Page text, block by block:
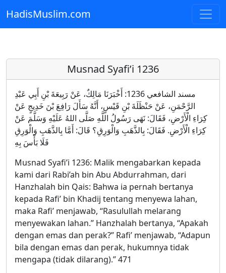
Skip to main content
HadisMuslim.com
Musnad Syafi’i 1236
مسند الشافعي 1236: أَخْبَرَنَا مَالِكٌ، عَنْ رَبِيعَةَ بْنِ أَبِي عَبْدِ
الرَّحْمَنِ، عَنْ حَنْظَلَةَ بْنِ قَيْسٍ، أَنَّهُ سَأَلَ رَافِعَ بْنَ خَدِيجٍ عَنْ
كِرَاءِ الْأَرْضِ، فَقَالَ: نَهَى رَسُولُ اللَّهِ صَلَّى اللهُ عَلَيْهِ وَسَلَّمَ عَنْ
كِرَاءِ الْأَرْضِ. فَقَالَ: بِالذَّهَبِ وَالْوَرِقِ؟ قَالَ: أَمَّا بِالذَّهَبِ وَالْوَرِقِ
فَلَا بَأْسَ بِهِ
Musnad Syafi’i 1236: Malik mengabarkan kepada
kami dari Rabi’ah bin Abu Abdurrahman, dari
Hanzhalah bin Qais: Bahwa ia pernah bertanya
kepada Rafi’ bin Khadij tentang menyewa lahan,
maka Rafi’ menjawab, “Rasulullah melarang
menyewakan lahan.” Hanzhalah bertanya, “Apakah
dengan emas dan perak?” Rafi’ menjawab, “Adapun
bila dengan emas dan perak, hukumnya tidak
mengapa (tidak dilarang).” 471